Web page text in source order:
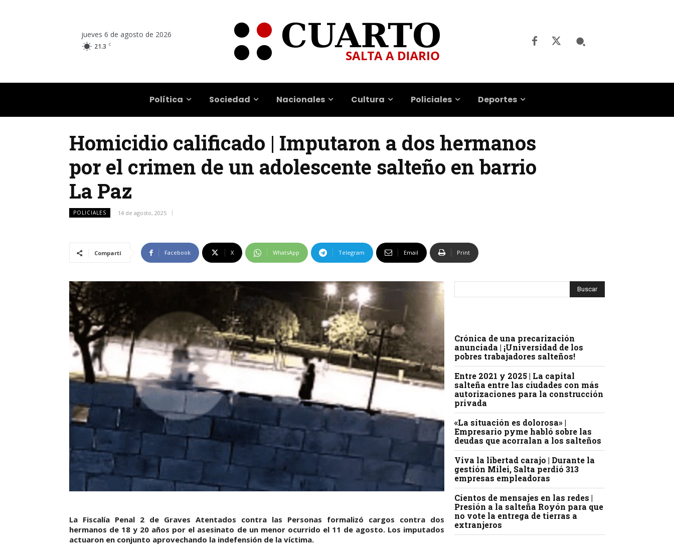
jueves 6 de agosto de 2026
21.3 C
Política Sociedad Nacionales Cultura Policiales Deportes
Homicidio calificado | Imputaron a dos hermanos
por el crimen de un adolescente salteño en barrio
La Paz
POLICIALES 14 de agosto, 2025
Compartí Facebook X WhatsApp Telegram Email Print
La Fiscalía Penal 2 de Graves Atentados contra las Personas formalizó cargos contra dos
hermanos de 18 y 20 años por el asesinato de un menor ocurrido el 11 de agosto. Los imputados
actuaron en conjunto aprovechando la indefensión de la víctima.
Crónica de una precarización
anunciada | ¡Universidad de los
pobres trabajadores salteños!
Entre 2021 y 2025 | La capital
salteña entre las ciudades con más
autorizaciones para la construcción
privada
«La situación es dolorosa» |
Empresario pyme habló sobre las
deudas que acorralan a los salteños
Viva la libertad carajo | Durante la
gestión Milei, Salta perdió 313
empresas empleadoras
Cientos de mensajes en las redes |
Presión a la salteña Royón para que
no vote la entrega de tierras a
extranjeros